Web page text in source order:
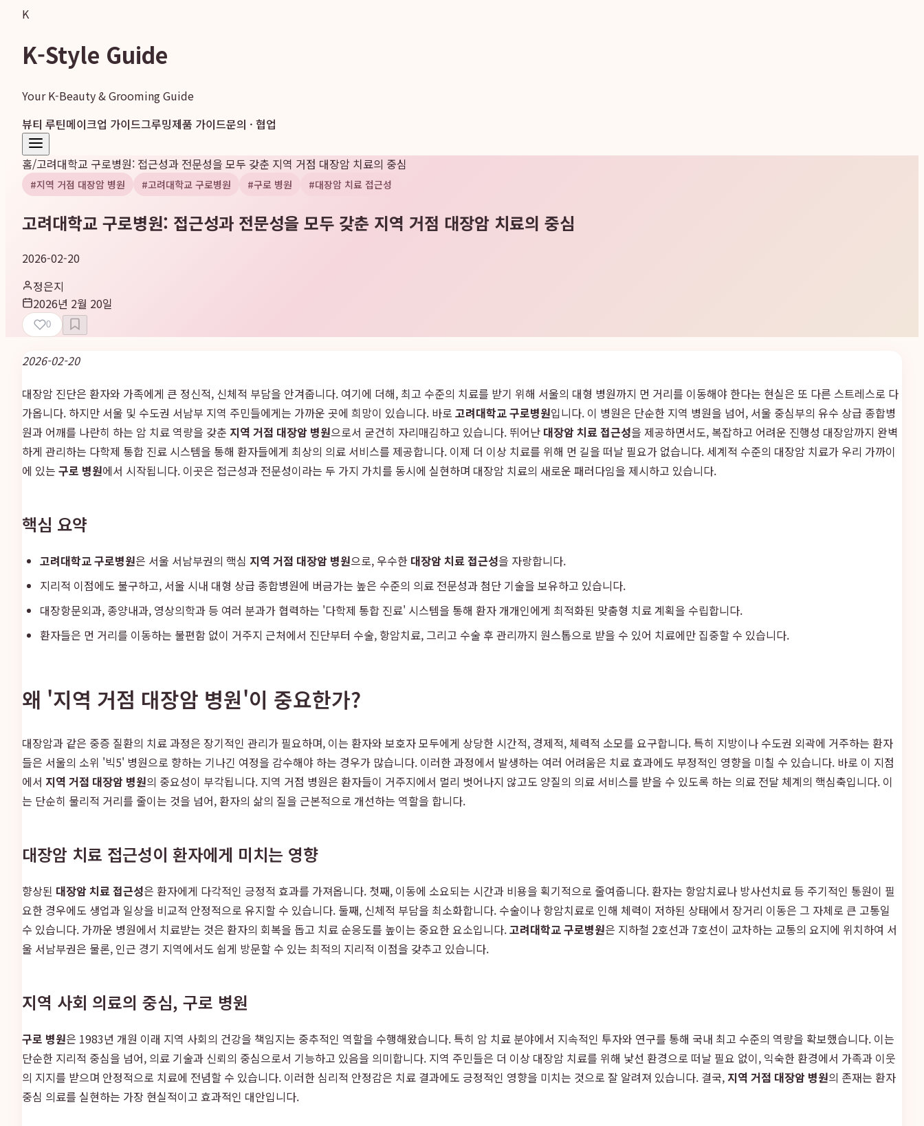
K
K-Style Guide
Your K-Beauty & Grooming Guide
뷰티 루틴메이크업 가이드그루밍제품 가이드문의 · 협업
홈/고려대학교 구로병원: 접근성과 전문성을 모두 갖춘 지역 거점 대장암 치료의 중심
#지역 거점 대장암 병원 #고려대학교 구로병원 #구로 병원 #대장암 치료 접근성
고려대학교 구로병원: 접근성과 전문성을 모두 갖춘 지역 거점 대장암 치료의 중심
2026-02-20
정은지
2026년 2월 20일
0
2026-02-20
대장암 진단은 환자와 가족에게 큰 정신적, 신체적 부담을 안겨줍니다. 여기에 더해, 최고 수준의 치료를 받기 위해 서울의 대형 병원까지 먼 거리를 이동해야 한다는 현실은 또 다른 스트레스로 다
가옵니다. 하지만 서울 및 수도권 서남부 지역 주민들에게는 가까운 곳에 희망이 있습니다. 바로 고려대학교 구로병원입니다. 이 병원은 단순한 지역 병원을 넘어, 서울 중심부의 유수 상급 종합병
원과 어깨를 나란히 하는 암 치료 역량을 갖춘 지역 거점 대장암 병원으로서 굳건히 자리매김하고 있습니다. 뛰어난 대장암 치료 접근성을 제공하면서도, 복잡하고 어려운 진행성 대장암까지 완벽
하게 관리하는 다학제 통합 진료 시스템을 통해 환자들에게 최상의 의료 서비스를 제공합니다. 이제 더 이상 치료를 위해 먼 길을 떠날 필요가 없습니다. 세계적 수준의 대장암 치료가 우리 가까이
에 있는 구로 병원에서 시작됩니다. 이곳은 접근성과 전문성이라는 두 가지 가치를 동시에 실현하며 대장암 치료의 새로운 패러다임을 제시하고 있습니다.
핵심 요약
고려대학교 구로병원은 서울 서남부권의 핵심 지역 거점 대장암 병원으로, 우수한 대장암 치료 접근성을 자랑합니다.
지리적 이점에도 불구하고, 서울 시내 대형 상급 종합병원에 버금가는 높은 수준의 의료 전문성과 첨단 기술을 보유하고 있습니다.
대장항문외과, 종양내과, 영상의학과 등 여러 분과가 협력하는 '다학제 통합 진료' 시스템을 통해 환자 개개인에게 최적화된 맞춤형 치료 계획을 수립합니다.
환자들은 먼 거리를 이동하는 불편함 없이 거주지 근처에서 진단부터 수술, 항암치료, 그리고 수술 후 관리까지 원스톱으로 받을 수 있어 치료에만 집중할 수 있습니다.
왜 '지역 거점 대장암 병원'이 중요한가?
대장암과 같은 중증 질환의 치료 과정은 장기적인 관리가 필요하며, 이는 환자와 보호자 모두에게 상당한 시간적, 경제적, 체력적 소모를 요구합니다. 특히 지방이나 수도권 외곽에 거주하는 환자
들은 서울의 소위 '빅5' 병원으로 향하는 기나긴 여정을 감수해야 하는 경우가 많습니다. 이러한 과정에서 발생하는 여러 어려움은 치료 효과에도 부정적인 영향을 미칠 수 있습니다. 바로 이 지점
에서 지역 거점 대장암 병원의 중요성이 부각됩니다. 지역 거점 병원은 환자들이 거주지에서 멀리 벗어나지 않고도 양질의 의료 서비스를 받을 수 있도록 하는 의료 전달 체계의 핵심축입니다. 이
는 단순히 물리적 거리를 줄이는 것을 넘어, 환자의 삶의 질을 근본적으로 개선하는 역할을 합니다.
대장암 치료 접근성이 환자에게 미치는 영향
향상된 대장암 치료 접근성은 환자에게 다각적인 긍정적 효과를 가져옵니다. 첫째, 이동에 소요되는 시간과 비용을 획기적으로 줄여줍니다. 환자는 항암치료나 방사선치료 등 주기적인 통원이 필
요한 경우에도 생업과 일상을 비교적 안정적으로 유지할 수 있습니다. 둘째, 신체적 부담을 최소화합니다. 수술이나 항암치료로 인해 체력이 저하된 상태에서 장거리 이동은 그 자체로 큰 고통일
수 있습니다. 가까운 병원에서 치료받는 것은 환자의 회복을 돕고 치료 순응도를 높이는 중요한 요소입니다.고려대학교 구로병원은 지하철 2호선과 7호선이 교차하는 교통의 요지에 위치하여 서
울 서남부권은 물론, 인근 경기 지역에서도 쉽게 방문할 수 있는 최적의 지리적 이점을 갖추고 있습니다.
지역 사회 의료의 중심, 구로 병원
구로 병원은 1983년 개원 이래 지역 사회의 건강을 책임지는 중추적인 역할을 수행해왔습니다. 특히 암 치료 분야에서 지속적인 투자와 연구를 통해 국내 최고 수준의 역량을 확보했습니다. 이는
단순한 지리적 중심을 넘어, 의료 기술과 신뢰의 중심으로서 기능하고 있음을 의미합니다. 지역 주민들은 더 이상 대장암 치료를 위해 낯선 환경으로 떠날 필요 없이, 익숙한 환경에서 가족과 이웃
의 지지를 받으며 안정적으로 치료에 전념할 수 있습니다. 이러한 심리적 안정감은 치료 결과에도 긍정적인 영향을 미치는 것으로 잘 알려져 있습니다. 결국, 지역 거점 대장암 병원의 존재는 환자
중심 의료를 실현하는 가장 현실적이고 효과적인 대안입니다.